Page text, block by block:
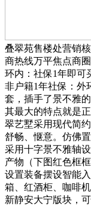
叠翠苑售楼处营销
商热线万平焦点商
环内：社保1年即可
非户籍1年社保：外
套，插手了景不雅
其最大的特点就是
翠艺墅采用现代简
舒畅、惬意。仿佛
采用十字景不雅轴
产物（下图红色框
设置装备摆设智能
箱、红酒柜、咖啡
新静安大宁版块，